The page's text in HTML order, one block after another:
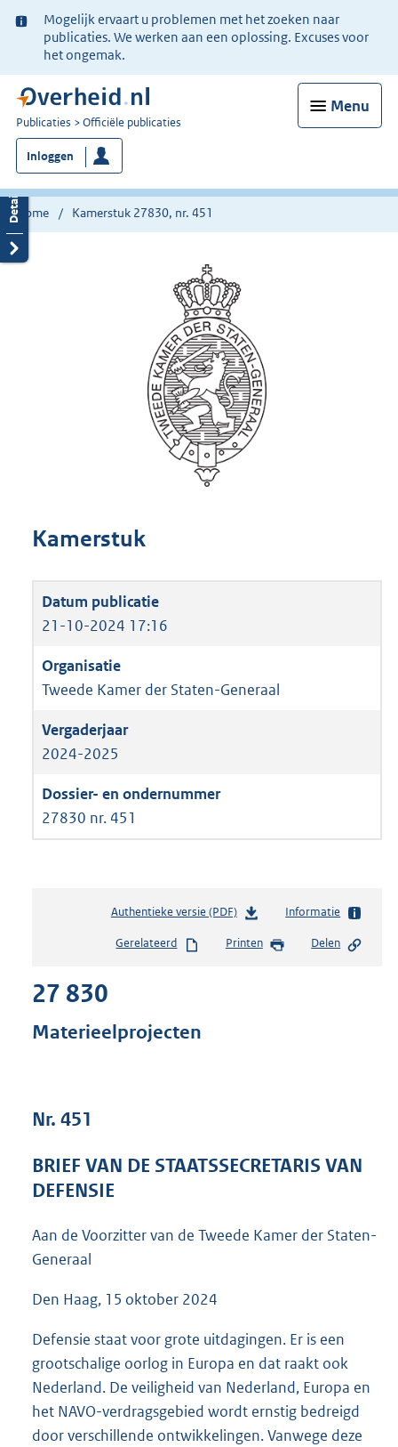
Ter
informatie:
Mogelijk ervaart u problemen met het zoeken naar
publicaties. We werken aan een oplossing. Excuses voor
het ongemak.
Menu
U
bent
nu
hier:
Publicaties Officiële publicaties
Inloggen
Home Kamerstuk 27830, nr. 451
Kamerstuk
21-10-2024 17:16
Tweede Kamer der Staten-Generaal
2024-2025
27830 nr. 451
Authentieke versie (PDF)b
s
e
0
Informatie
Gerelateerd Printen Delen
27 830
Materieelprojecten
Nr. 451
BRIEF VAN DE STAATSSECRETARIS VAN
DEFENSIE
Aan de Voorzitter van de Tweede Kamer der Staten-
Generaal
Den Haag, 15 oktober 2024
Defensie staat voor grote uitdagingen. Er is een
grootschalige oorlog in Europa en dat raakt ook
Nederland. De veiligheid van Nederland, Europa en
het NAVO-verdragsgebied wordt ernstig bedreigd
door verschillende ontwikkelingen. Vanwege deze